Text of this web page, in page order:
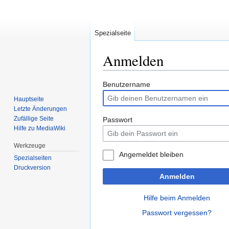
Anmelden
Zur
Navigation
springen
Zur
Suche
springen
Benutzername
Passwort
Angemeldet bleiben
Anmelden
Hilfe beim Anmelden
Passwort vergessen?
Spezialseite
Hauptseite
Letzte Änderungen
Zufällige Seite
Hilfe zu MediaWiki
Werkzeuge
Spezialseiten
Druckversion